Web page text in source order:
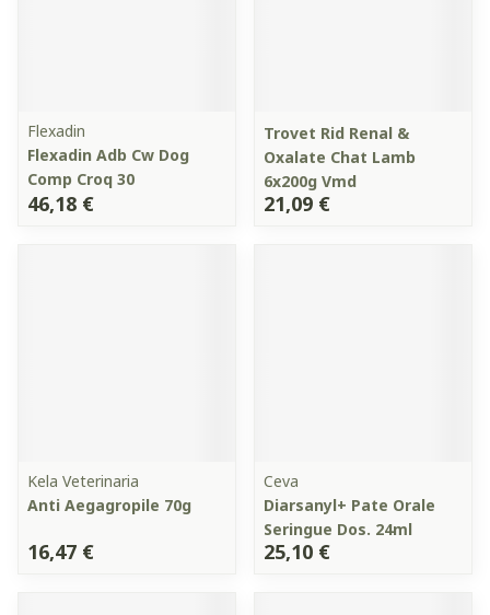
Flexadin
Flexadin Adb Cw Dog
Comp Croq 30
46,18 €
Trovet Rid Renal &
Oxalate Chat Lamb
6x200g Vmd
21,09 €
Kela Veterinaria
Anti Aegagropile 70g
16,47 €
Ceva
Diarsanyl+ Pate Orale
Seringue Dos. 24ml
25,10 €